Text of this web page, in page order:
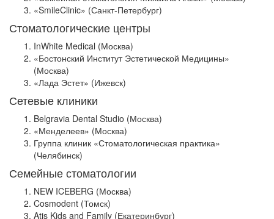
«SmileClinic» (Санкт-Петербург)
Стоматологические центры
InWhite Medical (Москва)
«Бостонский Институт Эстетической Медицины»
(Москва)
«Лада Эстет» (Ижевск)
Сетевые клиники
Belgravia Dental Studio (Москва)
«Менделеев» (Москва)
Группа клиник «Стоматологическая практика»
(Челябинск)
Семейные стоматологии
NEW ICEBERG (Москва)
Cosmodent (Томск)
Atis Kids and Family (Екатеринбург)